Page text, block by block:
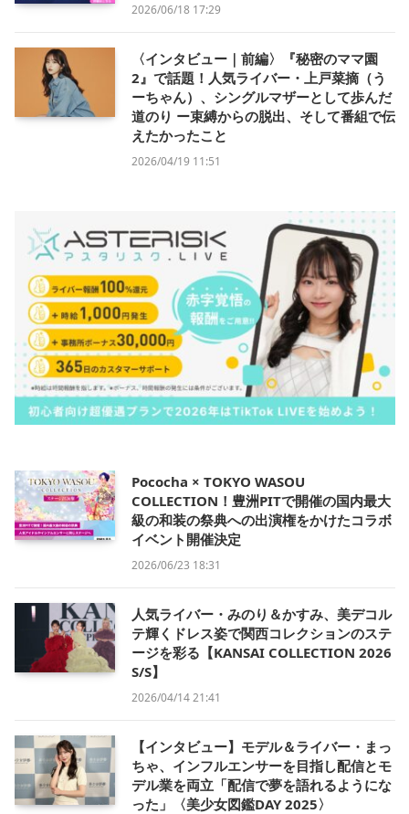
2026/06/18 17:29
〈インタビュー｜前編〉『秘密のママ園
2』で話題！人気ライバー・上戸菜摘（う
ーちゃん）、シングルマザーとして歩んだ
道のり ー束縛からの脱出、そして番組で伝
えたかったこと
2026/04/19 11:51
Pococha × TOKYO WASOU
COLLECTION！豊洲PITで開催の国内最大
級の和装の祭典への出演権をかけたコラボ
イベント開催決定
2026/06/23 18:31
人気ライバー・みのり＆かすみ、美デコル
テ輝くドレス姿で関西コレクションのステ
ージを彩る【KANSAI COLLECTION 2026
S/S】
2026/04/14 21:41
【インタビュー】モデル＆ライバー・まっ
ちゃ、インフルエンサーを目指し配信とモ
デル業を両立「配信で夢を語れるようにな
った」〈美少女図鑑DAY 2025〉